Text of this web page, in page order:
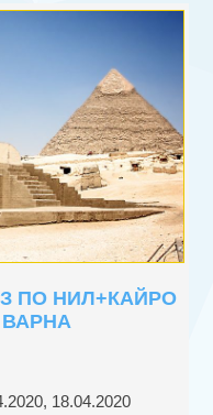
ПО НИЛ+КАЙРО
18.04.2020